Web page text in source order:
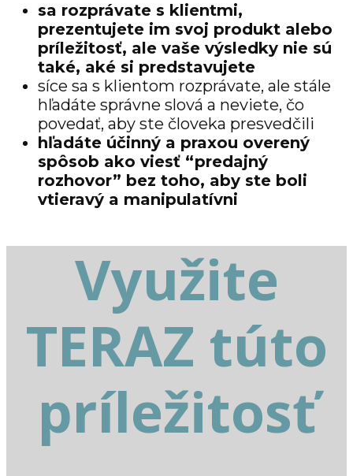
sa rozprávate s klientmi,
prezentujete im svoj produkt alebo
príležitosť, ale vaše výsledky nie sú
také, aké si predstavujete
síce sa s klientom rozprávate, ale stále
hľadáte správne slová a neviete, čo
povedať, aby ste človeka presvedčili
hľadáte účinný a praxou overený
spôsob ako viesť “predajný
rozhovor” bez toho, aby ste boli
vtieravý a manipulatívni
Využite
TERAZ túto
príležitosť